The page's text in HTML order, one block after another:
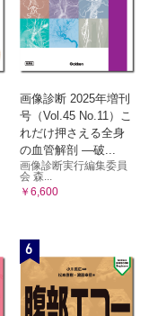
画像診断 2025年増刊
号（Vol.45 No.11）こ
れだけ押さえる全身
の血管解剖 ―破...
画像診断実行編集委員
会 森...
￥6,600
6